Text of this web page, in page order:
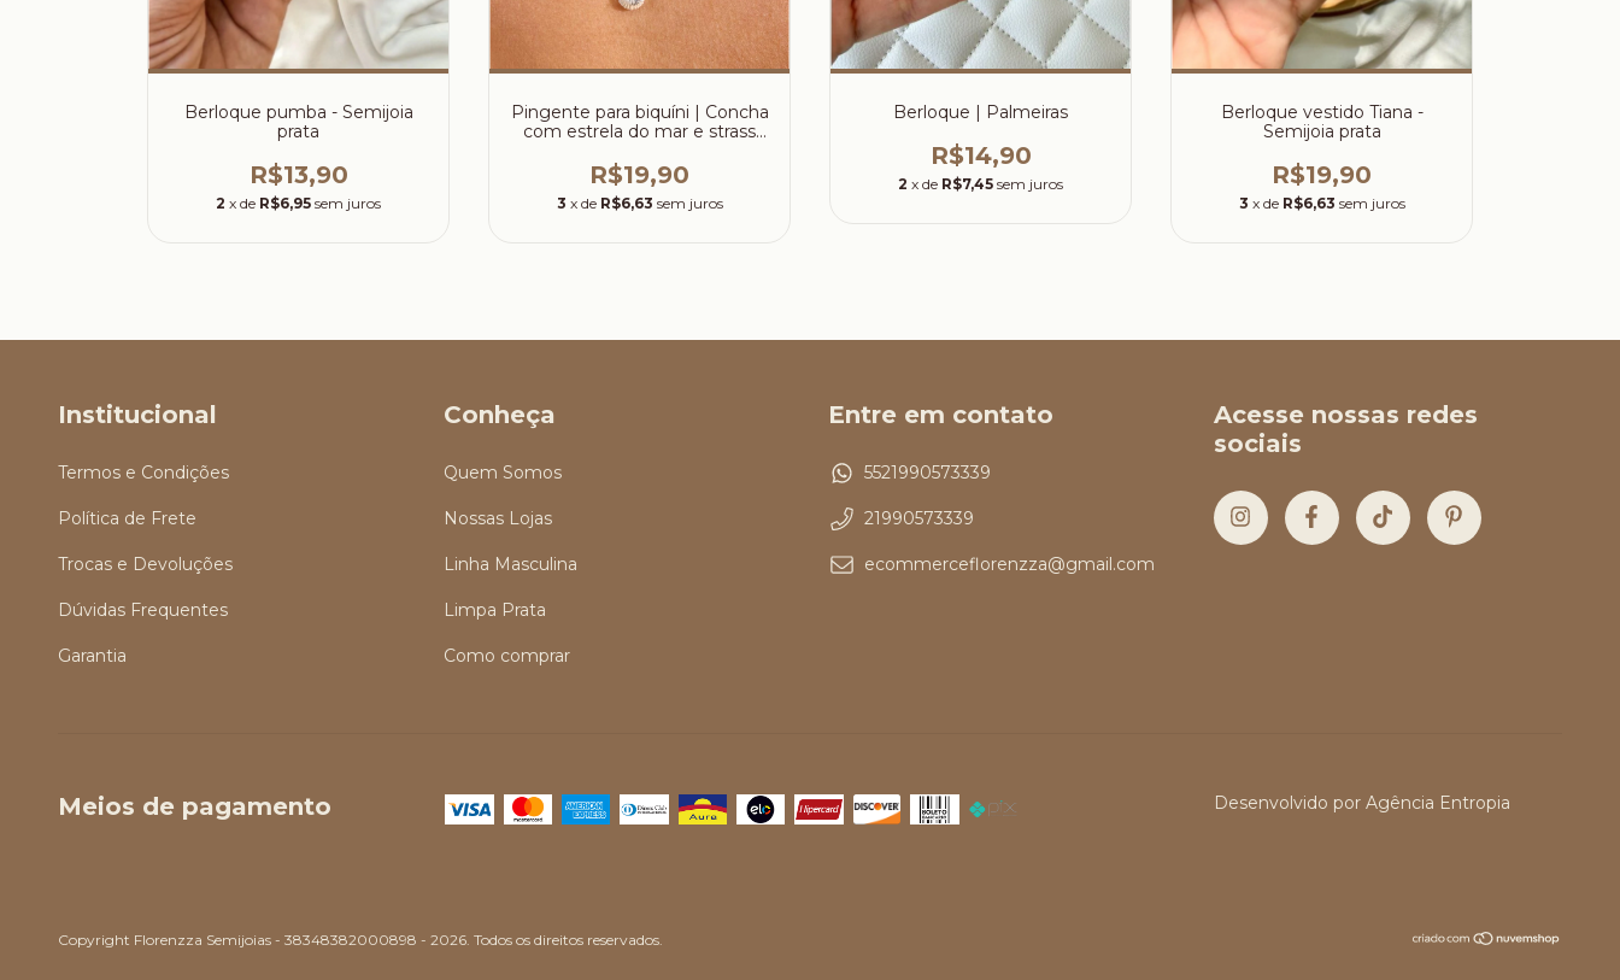
Berloque pumba - Semijoia
prata
R$13,90
2 x de R$6,95 sem juros
Pingente para biquíni | Concha
com estrela do mar e strass
R$19,90
3 x de R$6,63 sem juros
Berloque | Palmeiras
R$14,90
2 x de R$7,45 sem juros
Berloque vestido Tiana -
Semijoia prata
R$19,90
3 x de R$6,63 sem juros
Institucional
Termos e Condições
Política de Frete
Trocas e Devoluções
Dúvidas Frequentes
Garantia
Conheça
Quem Somos
Nossas Lojas
Linha Masculina
Limpa Prata
Como comprar
Entre em contato
5521990573339
21990573339
ecommerceflorenzza@gmail.com
Acesse nossas redes
sociais
Meios de pagamento Desenvolvido por Agência Entropia
Copyright Florenzza Semijoias - 38348382000898 - 2026. Todos os direitos reservados.